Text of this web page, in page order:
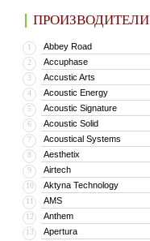
ПРОИЗВОДИТЕЛИ
1 Abbey Road
2 Accuphase
3 Accustic Arts
4 Acoustic Energy
5 Acoustic Signature
6 Acoustic Solid
7 Acoustical Systems
8 Aesthetix
9 Airtech
10 Aktyna Technology
11 AMS
12 Anthem
13 Apertura